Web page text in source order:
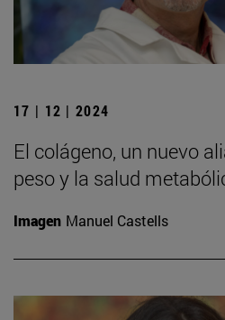
17 | 12 | 2024
El colágeno, un nuevo
peso y la salud
Imagen Manuel Castells